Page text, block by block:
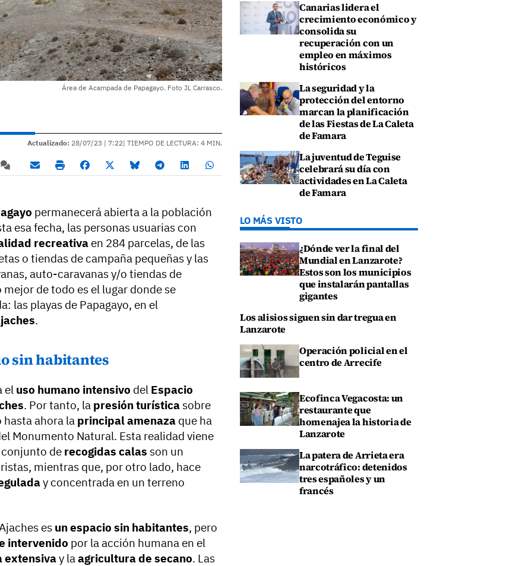
Área de Acampada de Papagayo. Foto JL Carrasco.
Actualizado: 28/07/23 | 7:22| TIEMPO DE LECTURA: 4 MIN.
permanecerá abierta a la población
esa fecha, las personas usuarias con
recreativa en 284 parcelas, de las
o tiendas de campaña pequeñas y las
auto-caravanas y/o tiendas de
de todo es el lugar donde se
las playas de Papagayo, en el
.
sin habitantes
el uso humano intensivo del Espacio
. Por tanto, la presión turística sobre
hasta ahora la principal amenaza que ha
Monumento Natural. Esta realidad viene
de recogidas calas son un
mientras que, por otro lado, hace
y concentrada en un terreno
es un espacio sin habitantes, pero
intervenido por la acción humana en el
extensivay laagricultura de secano. Las
Canarias lidera el
crecimiento económico y
consolida su
recuperación con un
empleo en máximos
históricos
La seguridad y la
protección del entorno
marcan la planificación
de las Fiestas de La Caleta
de Famara
La juventud de Teguise
celebrará su día con
actividades en La Caleta
de Famara
LO MÁS VISTO
¿Dónde ver la final del
Mundial en Lanzarote?
Estos son los municipios
que instalarán pantallas
gigantes
Los alisios siguen sin dar tregua en
Lanzarote
Operación policial en el
centro de Arrecife
Ecofinca Vegacosta: un
restaurante que
homenajea la historia de
Lanzarote
La patera de Arrieta era
narcotráfico: detenidos
tres españoles y un
francés